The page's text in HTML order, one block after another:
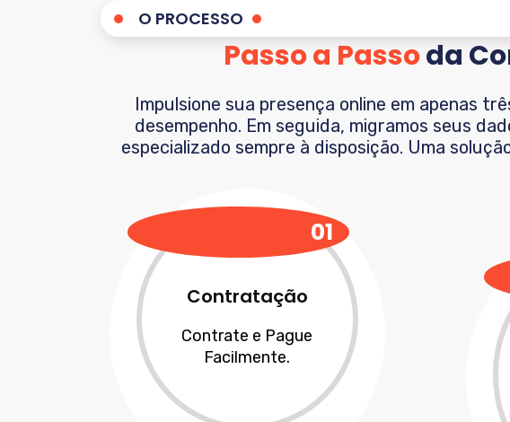
O PROCESSO
Passo a Passoda
Impulsione sua presença online em apenas
desempenho. Em seguida, migramos seus
especializado sempre à disposição. Uma
01
Contratação
Contrate e Pague
Facilmente.